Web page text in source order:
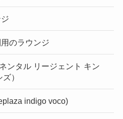
のラウンジ
ンタル リージェント キン
）
indigo voco)